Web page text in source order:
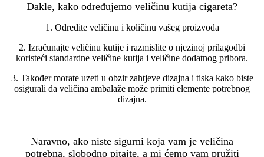
Dakle, kako određujemo veličinu kutija cigareta?
1. Odredite veličinu i količinu vašeg proizvoda
2. Izračunajte veličinu kutije i razmislite o njezinoj prilagodbi
koristeći standardne veličine kutija i veličine dodatnog pribora.
3. Također morate uzeti u obzir zahtjeve dizajna i tiska kako biste
osigurali da veličina ambalaže može primiti elemente potrebnog
dizajna.
Naravno, ako niste sigurni koja vam je veličina
potrebna, slobodno pitajte, a mi ćemo vam pružiti